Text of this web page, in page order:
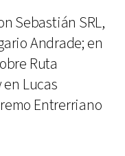
Sebastián SRL,
Andrade; en
Ruta
Lucas
Entrerriano